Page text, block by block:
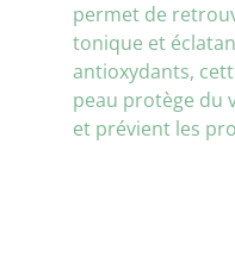
permet de
tonique et
antioxydants,
peau protège du
et prévient les